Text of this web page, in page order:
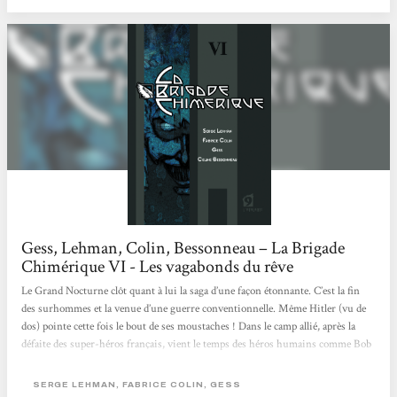
Gess, Lehman, Colin, Bessonneau – La Brigade
Chimérique VI - Les vagabonds du rêve
Le Grand Nocturne clôt quant à lui la saga d’une façon étonnante. C’est la fin
des surhommes et la venue d’une guerre conventionnelle. Même Hitler (vu de
dos) pointe cette fois le bout de ses moustaches ! Dans le camp allié, après la
défaite des super-héros français, vient le temps des héros humains comme Bob
littérature et de la B.D populaires !). On a même droit à une apparition
SERGE LEHMAN, FABRICE COLIN, GESS